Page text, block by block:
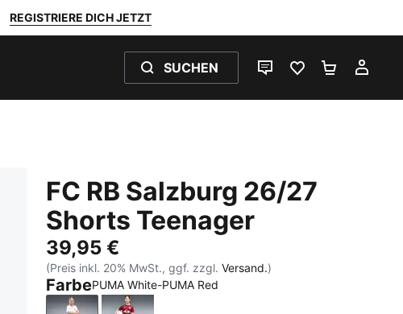
REGISTRIERE DICH JETZT
SUCHEN
LIVE-CHATFAVORITEN 0
FC RB Salzburg 26/27
Shorts Teenager
39,95 €
(Preis inkl. 20% MwSt., ggf. zzgl.Versand.)
FarbePUMA White-PUMA Red